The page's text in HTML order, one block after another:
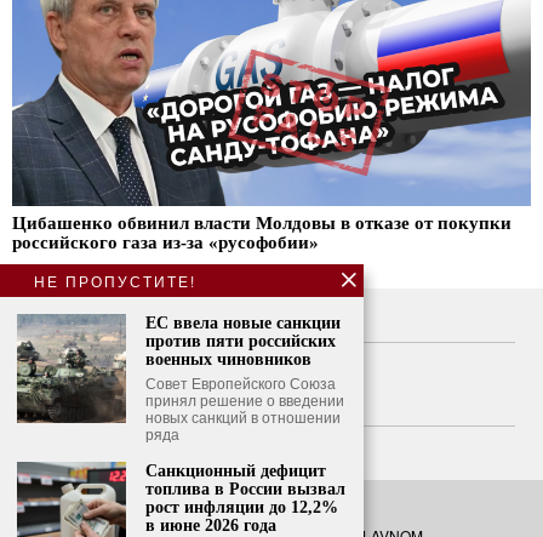
Цибашенко обвинил власти Молдовы в отказе от покупки
российского газа из-за «русофобии»
О нас
Свяжитесь с нами
Политика конфиденциальности
Политика использования файлов cookie
НЕ ПРОПУСТИТЕ!
ЕС ввела новые санкции
против пяти российских
военных чиновников
Совет Европейского Союза
принял решение о введении
новых санкций в отношении
ряда
Санкционный дефицит
топлива в России вызвал
рост инфляции до 12,2%
в июне 2026 года